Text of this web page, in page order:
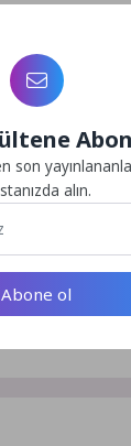
kullanılması
son
alın.
Abone ol